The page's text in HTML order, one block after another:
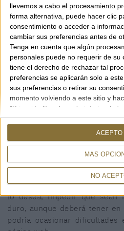
llevemos a cabo el procesamiento
forma alternativa, puede hacer clic
consentimiento o acceder a
cambiar sus preferencias antes de
Tenga en cuenta que algún
personales puede no requerir de su
tiene el derecho de rechazar tal
preferencias se aplicarán solo a
sus preferencias o retirar su
momento volviendo a este sitio y
"Privacidad" en la parte inferior de la
MÁS
NO
ACEPTO
GUÍA DE
Guía de
Rambla, 29
17600
972 50
690 91
Este sitio web utiliza
información con el fin de
Si continúa navegando,
instalación de las
posibilidad de configurar su
lo desea, impedir que sean
duro, aunque deberá tener
podría ocasionar dificultades